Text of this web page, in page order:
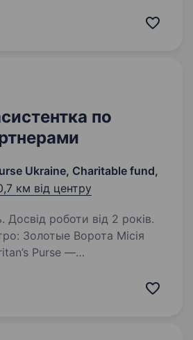
по
Ukraine, Charitable fund,
км від центру
Досвід роботи від 2 років.
Purse —
духовну та матеріальну